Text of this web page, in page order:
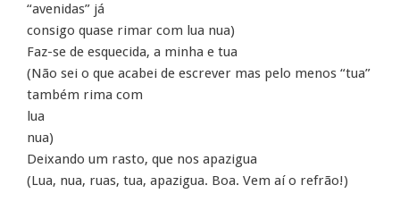
“avenidas” já
consigo quase rimar com lua nua)
Faz-se de esquecida, a minha e tua
(Não sei o que acabei de escrever mas pelo menos “tua”
também rima com
lua
nua)
Deixando um rasto, que nos apazigua
(Lua, nua, ruas, tua, apazigua. Boa. Vem aí o refrão!)